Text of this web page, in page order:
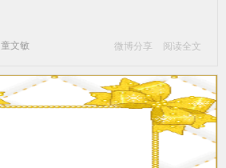
童文敏
微博分享 阅读全文